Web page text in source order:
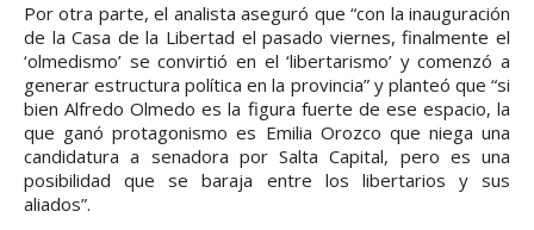
Por otra parte, el analista aseguró que “con la inauguración
de la Casa de la Libertad el pasado viernes, finalmente el
‘olmedismo’ se convirtió en el ‘libertarismo’ y comenzó a
generar estructura política en la provincia” y planteó que “si
bien Alfredo Olmedo es la figura fuerte de ese espacio, la
que ganó protagonismo es Emilia Orozco que niega una
candidatura a senadora por Salta Capital, pero es una
posibilidad que se baraja entre los libertarios y sus
aliados”.